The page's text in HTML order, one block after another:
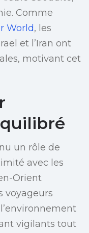
Comme
World, les
et l’Iran ont
motivant cet
un rôle de
avec les
Orient
voyageurs
vigilants tout